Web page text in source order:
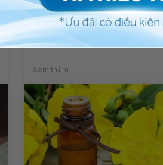
Mang thai ở phụ nữ
Basedow cần lưu ý
Xem thêm